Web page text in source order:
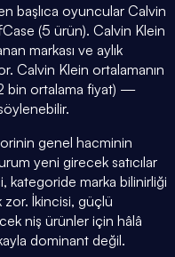
başlıca oyuncular Calvin
(5 ürün). Calvin Klein
markası ve aylık
Calvin Klein ortalamanın
bin ortalama fiyat) —
genel hacminin
yeni girecek satıcılar
kategoride marka bilinirliği
İkincisi, güçlü
niş ürünler için hâlâ
dominant değil.